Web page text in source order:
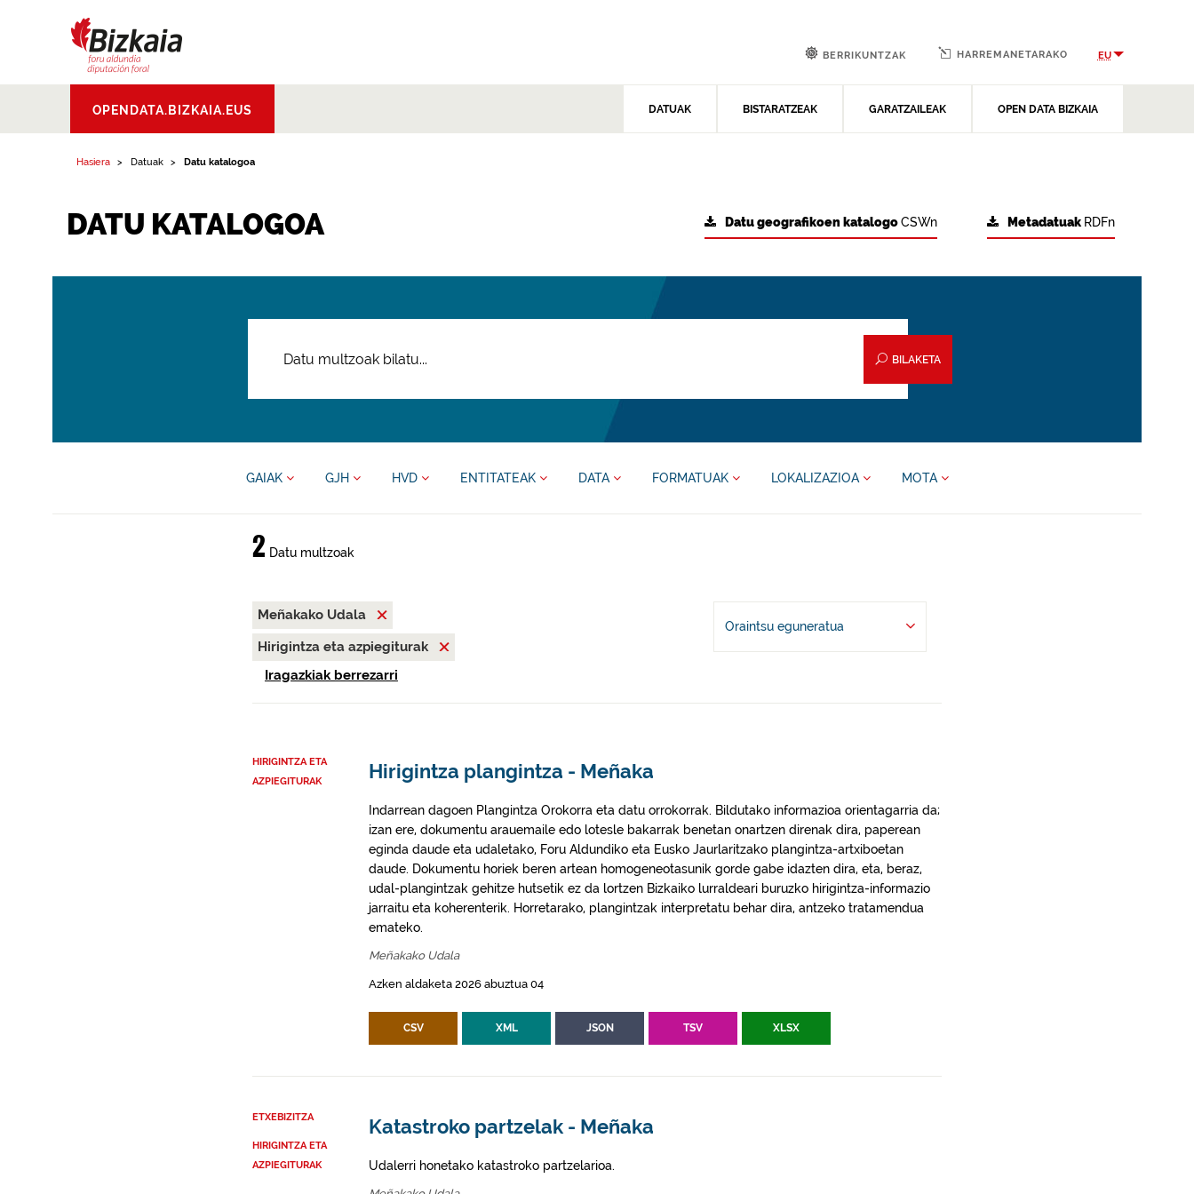
Aldundia.Diputacion
Foral de Bizkaia
OPENDATA.BIZKAIA.EUS DATUAK BISTARATZEAK GARATZAILEAK OPEN DATA BIZKAIA
BERRIKUNTZAK HARREMANETARAKO EU
Hasiera Datuak Datu katalogoa
DATU KATALOGOA Metadatuak RDFn
Datu geografikoen katalogoCSWn
BILAKETA
GAIAK GJH HVD ENTITATEAK DATA FORMATUAK LOKALIZAZIOA MOTA
2 Datu multzoak
Meñakako Udala
Hirigintza eta azpiegiturak
Iragazkiak berrezarri
Oraintsu eguneratua
HIRIGINTZA ETA
AZPIEGITURAK
Hirigintza plangintza - Meñaka
Indarrean dagoen Plangintza Orokorra eta datu orrokorrak. Bildutako informazioa orientagarria da;
izan ere, dokumentu arauemaile edo lotesle bakarrak benetan onartzen direnak dira, paperean
eginda daude eta udaletako, Foru Aldundiko eta Eusko Jaurlaritzako plangintza-artxiboetan
daude. Dokumentu horiek beren artean homogeneotasunik gorde gabe idazten dira, eta, beraz,
udal-plangintzak gehitze hutsetik ez da lortzen Bizkaiko lurraldeari buruzko hirigintza-informazio
jarraitu eta koherenterik. Horretarako, plangintzak interpretatu behar dira, antzeko tratamendua
emateko.
Meñakako Udala
Azken aldaketa 2026 abuztua 04
CSV XML JSON TSV XLSX
ETXEBIZITZA
HIRIGINTZA ETA
AZPIEGITURAK
Katastroko partzelak - Meñaka
Udalerri honetako katastroko partzelarioa.